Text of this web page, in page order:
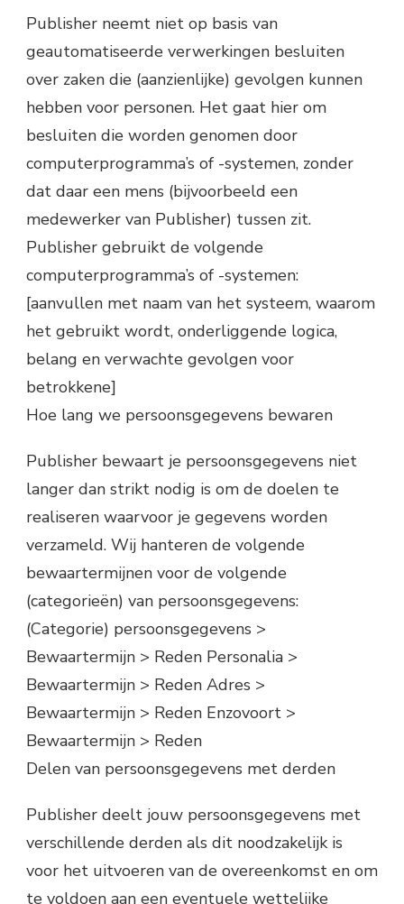
Publisher neemt niet op basis van
geautomatiseerde verwerkingen besluiten
over zaken die (aanzienlijke) gevolgen kunnen
hebben voor personen. Het gaat hier om
besluiten die worden genomen door
computerprogramma’s of -systemen, zonder
dat daar een mens (bijvoorbeeld een
medewerker van Publisher) tussen zit.
Publisher gebruikt de volgende
computerprogramma’s of -systemen:
[aanvullen met naam van het systeem, waarom
het gebruikt wordt, onderliggende logica,
belang en verwachte gevolgen voor
betrokkene]
Hoe lang we persoonsgegevens bewaren
Publisher bewaart je persoonsgegevens niet
langer dan strikt nodig is om de doelen te
realiseren waarvoor je gegevens worden
verzameld. Wij hanteren de volgende
bewaartermijnen voor de volgende
(categorieën) van persoonsgegevens:
(Categorie) persoonsgegevens >
Bewaartermijn > Reden Personalia >
Bewaartermijn > Reden Adres >
Bewaartermijn > Reden Enzovoort >
Bewaartermijn > Reden
Delen van persoonsgegevens met derden
Publisher deelt jouw persoonsgegevens met
verschillende derden als dit noodzakelijk is
voor het uitvoeren van de overeenkomst en om
te voldoen aan een eventuele wettelijke